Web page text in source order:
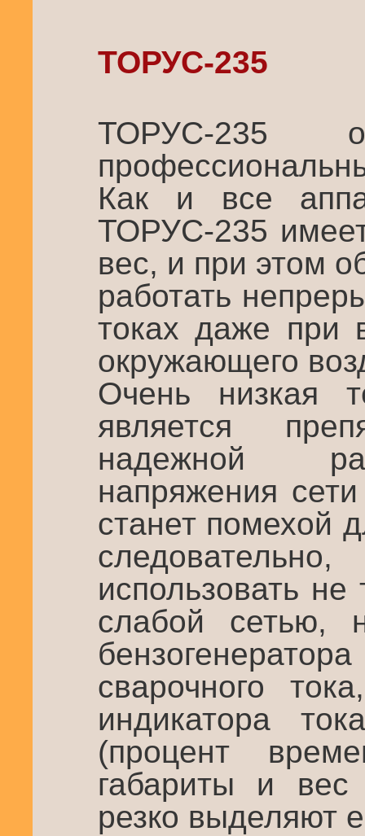
ТОРУС-235
ТОРУС-235
Как и все
ТОРУС-235
вес, и при этом
работать
токах даже при
окружающего
Очень низкая
является
надежной
напряжения
станет помехой
использовать не
слабой сетью,
сварочного
индикатора
(процент
габариты и
резко выделяют